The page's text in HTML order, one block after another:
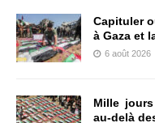
Capituler
à Gaza et
6 août 2026
Mille
au-delà